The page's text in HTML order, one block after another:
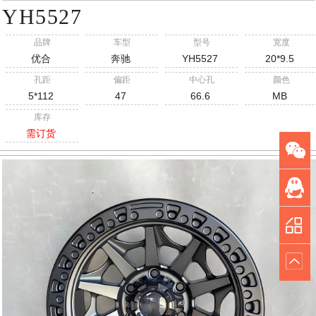
YH5527
品牌
优合
车型
奔驰
型号
YH5527
宽度
20*9.5
孔距
5*112
偏距
47
中心孔
66.6
颜色
MB
库存
需订货